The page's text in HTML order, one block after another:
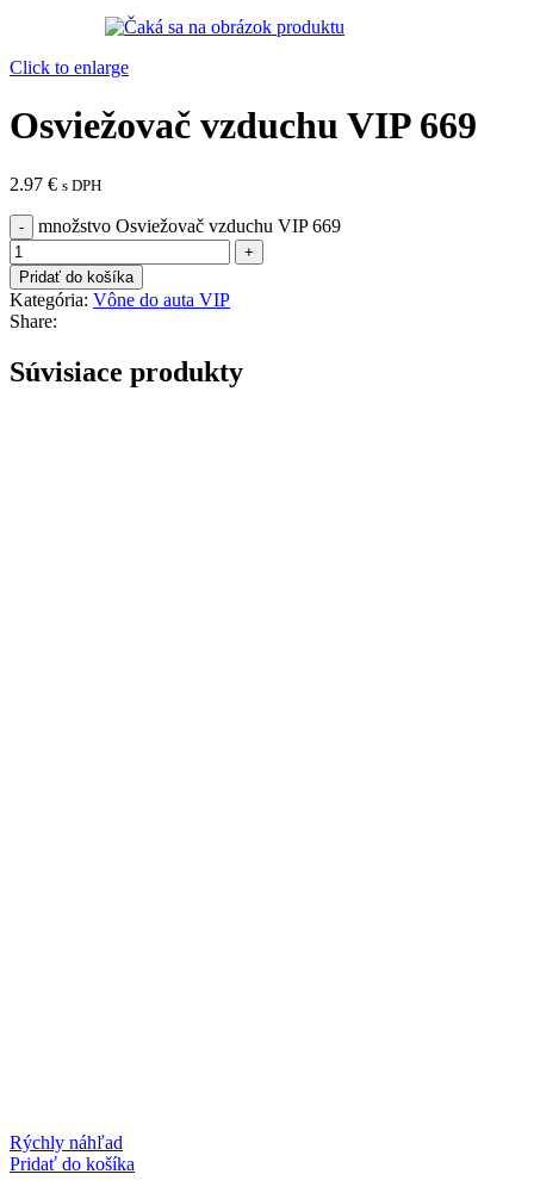
Click to enlarge
Osviežovač vzduchu VIP 669
2.97 € s DPH
množstvo Osviežovač vzduchu VIP 669
Pridať do košíka
Kategória: Vône do auta VIP
Share:
Súvisiace produkty
Rýchly náhľad
Pridať do košíka